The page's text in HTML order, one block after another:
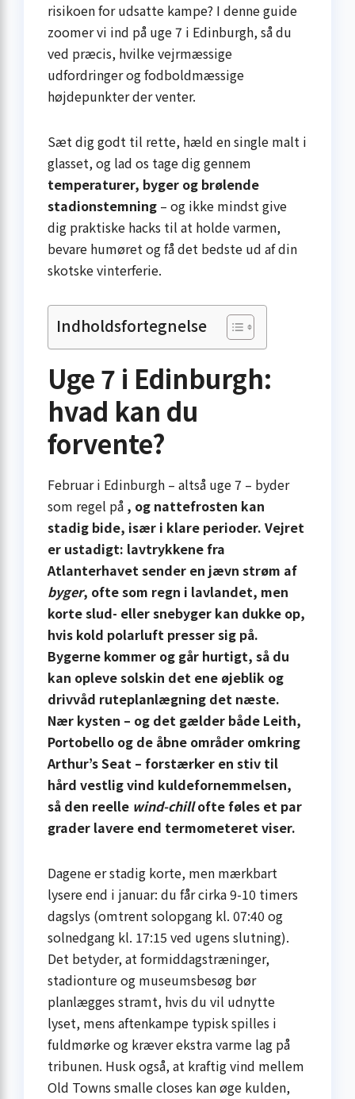
risikoen for udsatte kampe? I denne guide
zoomer vi ind på uge 7 i Edinburgh, så du
ved præcis, hvilke vejrmæssige
udfordringer og fodboldmæssige
højdepunkter der venter.
Sæt dig godt til rette, hæld en single malt i
glasset, og lad os tage dig gennem
temperaturer, byger og brølende
stadionstemning – og ikke mindst give
dig praktiske hacks til at holde varmen,
bevare humøret og få det bedste ud af din
skotske vinterferie.
Indholdsfortegnelse
Uge 7 i Edinburgh:
hvad kan du
forvente?
Februar i Edinburgh – altså uge 7 – byder
som regel på , og nattefrosten kan
stadig bide, især i klare perioder. Vejret
er ustadigt: lavtrykkene fra
Atlanterhavet sender en jævn strøm af
byger, ofte som regn i lavlandet, men
korte slud- eller snebyger kan dukke op,
hvis kold polarluft presser sig på.
Bygerne kommer og går hurtigt, så du
kan opleve solskin det ene øjeblik og
drivvåd rute­planlægning det næste.
Nær kysten – og det gælder både Leith,
Portobello og de åbne områder omkring
Arthur’s Seat – forstærker en stiv til
hård vestlig vind kuldefornemmelsen,
så den reelle wind-chillofte føles et par
grader lavere end termometeret viser.
Dagene er stadig korte, men mærkbart
lysere end i januar: du får cirka 9-10 timers
dagslys (omtrent solopgang kl. 07:40 og
solnedgang kl. 17:15 ved ugens slutning).
Det betyder, at formiddags­træninger,
stadion­ture og museums­besøg bør
planlægges stramt, hvis du vil udnytte
lyset, mens aftenkampe typisk spilles i
fuldmørke og kræver ekstra varme lag på
tribunen. Husk også, at kraftig vind mellem
Old Towns smalle closes kan øge kulden,